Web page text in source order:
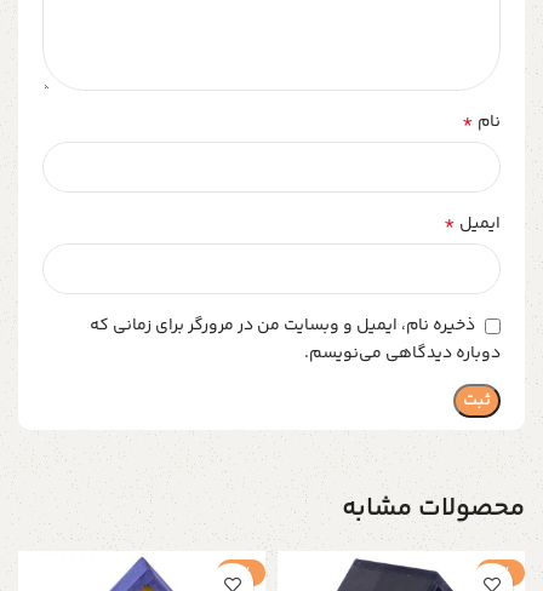
نام *
ایمیل *
ذخیره نام، ایمیل و وبسایت من در مرورگر برای زمانی که
دوباره دیدگاهی می‌نویسم.
محصولات مشابه
-1%
-1%